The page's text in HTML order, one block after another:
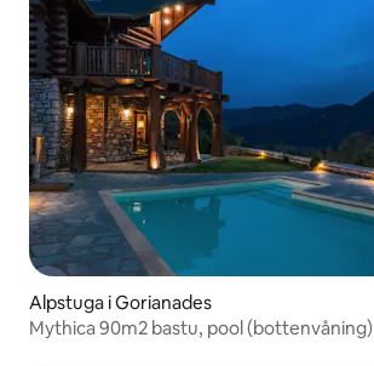
Alpstuga i Gorianades
Mythica 90m2 bastu, pool (bottenvåning)